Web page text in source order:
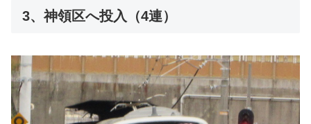
3、神領区へ投入（4連）